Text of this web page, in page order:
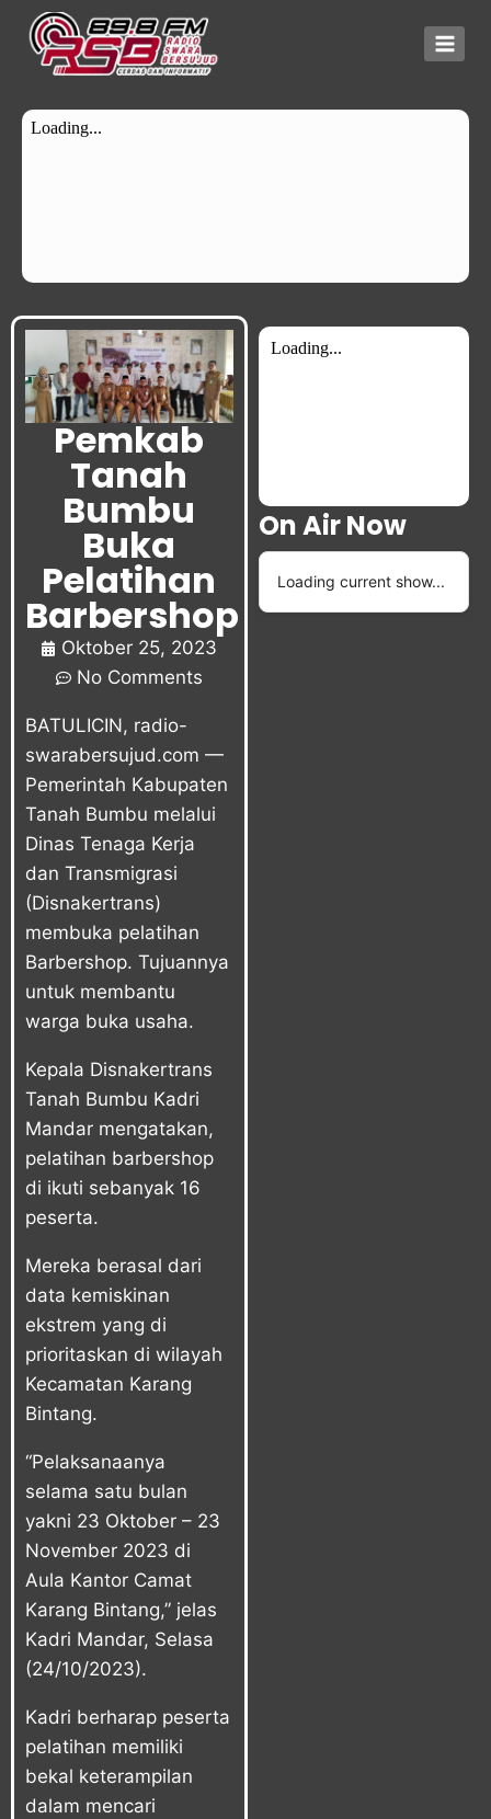
Pemkab
Tanah
Bumbu
Buka
Pelatihan
Barbershop
Oktober 25, 2023
No Comments
BATULICIN, radio-
swarabersujud.com —
Pemerintah Kabupaten
Tanah Bumbu melalui
Dinas Tenaga Kerja
dan Transmigrasi
(Disnakertrans)
membuka pelatihan
Barbershop. Tujuannya
untuk membantu
warga buka usaha.
Kepala Disnakertrans
Tanah Bumbu Kadri
Mandar mengatakan,
pelatihan barbershop
di ikuti sebanyak 16
peserta.
Mereka berasal dari
data kemiskinan
ekstrem yang di
prioritaskan di wilayah
Kecamatan Karang
Bintang.
“Pelaksanaanya
selama satu bulan
yakni 23 Oktober – 23
November 2023 di
Aula Kantor Camat
Karang Bintang,” jelas
Kadri Mandar, Selasa
(24/10/2023).
Kadri berharap peserta
pelatihan memiliki
bekal keterampilan
dalam mencari
On Air Now
Loading current show...